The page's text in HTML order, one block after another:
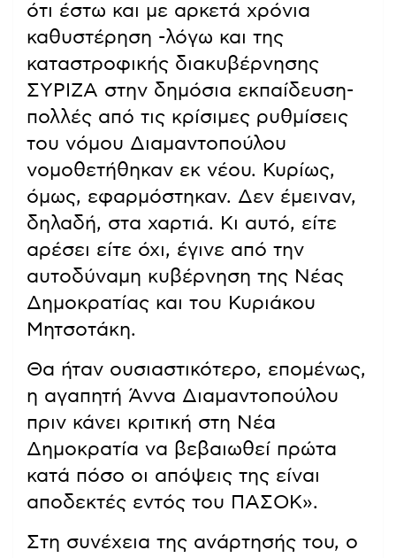
ότι έστω και με αρκετά χρόνια
καθυστέρηση -λόγω και της
καταστροφικής διακυβέρνησης
ΣΥΡΙΖΑ στην δημόσια εκπαίδευση-
πολλές από τις κρίσιμες ρυθμίσεις
του νόμου Διαμαντοπούλου
νομοθετήθηκαν εκ νέου. Κυρίως,
όμως, εφαρμόστηκαν. Δεν έμειναν,
δηλαδή, στα χαρτιά. Κι αυτό, είτε
αρέσει είτε όχι, έγινε από την
αυτοδύναμη κυβέρνηση της Νέας
Δημοκρατίας και του Κυριάκου
Μητσοτάκη.
Θα ήταν ουσιαστικότερο, επομένως,
η αγαπητή Άννα Διαμαντοπούλου
πριν κάνει κριτική στη Νέα
Δημοκρατία να βεβαιωθεί πρώτα
κατά πόσο οι απόψεις της είναι
αποδεκτές εντός του ΠΑΣΟΚ».
Στη συνέχεια της ανάρτησής του, ο